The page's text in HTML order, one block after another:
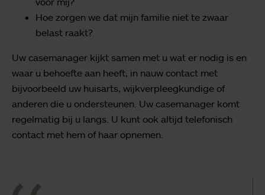
Hoe zorgen we dat mijn familie niet te zwaar
belast raakt?
Uw casemanager kijkt samen met u wat er nodig is en
waar u behoefte aan heeft, in nauw contact met
bijvoorbeeld uw huisarts, wijkverpleegkundige of
anderen die u ondersteunen. Uw casemanager komt
regelmatig bij u langs. U kunt ook altijd telefonisch
contact met hem of haar opnemen.